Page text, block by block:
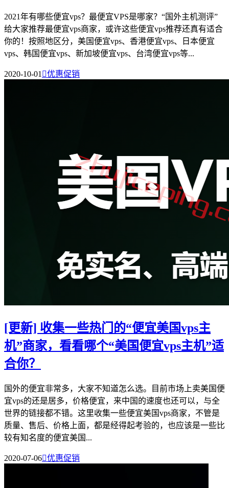
2021年有哪些便宜vps？最便宜VPS是哪家？“国外主机测评”
给大家推荐最便宜vps商家，或许这些便宜vps推荐还真有适合
你的！按照地区分，美国便宜vps、香港便宜vps、日本便宜
vps、韩国便宜vps、新加坡便宜vps、台湾便宜vps等...
2020-10-01 优惠促销
[更新] 收集一些热门的“便宜美国vps主
机”商家，看看哪个“美国便宜vps主机”适
合你？
国外的便宜非常多，大家不知道怎么选。目前市场上卖美国便
宜vps的还是居多，价格便宜，来中国的速度也还可以，与全
世界的链接都不错。这里收集一些便宜美国vps商家，不管是
质量、售后、价格上面，都是经得起考验的，也应该是一些比
较有知名度的便宜美国...
2020-07-06优惠促销